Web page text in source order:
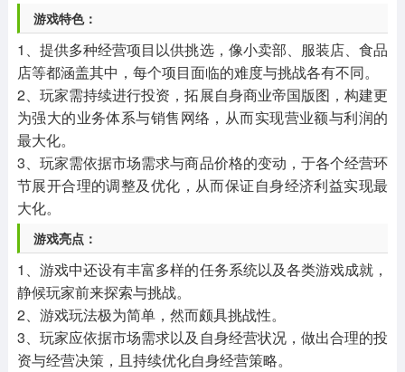
游戏特色：
1、提供多种经营项目以供挑选，像小卖部、服装店、食品
店等都涵盖其中，每个项目面临的难度与挑战各有不同。
2、玩家需持续进行投资，拓展自身商业帝国版图，构建更
为强大的业务体系与销售网络，从而实现营业额与利润的
最大化。
3、玩家需依据市场需求与商品价格的变动，于各个经营环
节展开合理的调整及优化，从而保证自身经济利益实现最
大化。
游戏亮点：
1、游戏中还设有丰富多样的任务系统以及各类游戏成就，
静候玩家前来探索与挑战。
2、游戏玩法极为简单，然而颇具挑战性。
3、玩家应依据市场需求以及自身经营状况，做出合理的投
资与经营决策，且持续优化自身经营策略。